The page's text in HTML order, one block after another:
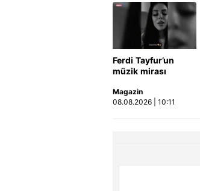
Ferdi Tayfur’un
müzik mirası
buldu! Sesi olay
oldu | Video
Magazin
08.08.2026 | 10:11